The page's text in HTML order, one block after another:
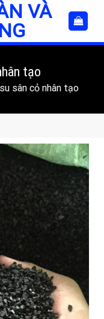
VÀ
tạo
sân cỏ nhân tạo